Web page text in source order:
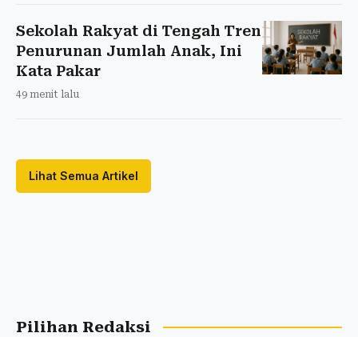
Sekolah Rakyat di Tengah Tren
Penurunan Jumlah Anak, Ini
Kata Pakar
49 menit lalu
Lihat Semua Artikel
Pilihan Redaksi